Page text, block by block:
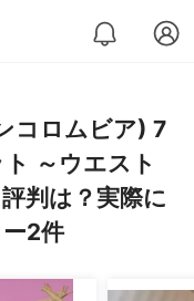
コロムビア) 7
～ウエスト
判は？実際に
2件